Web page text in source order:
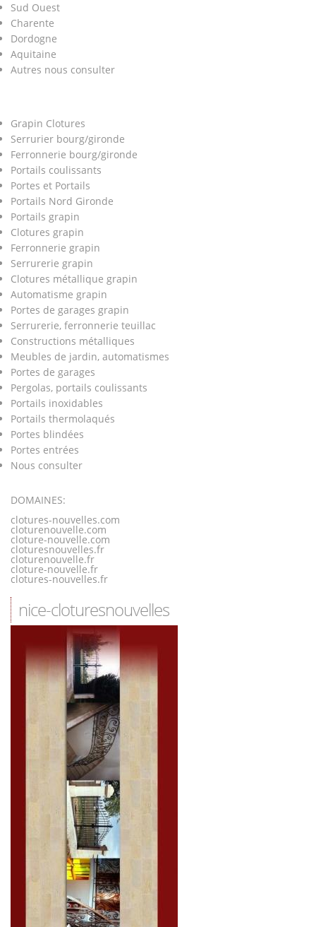
Sud Ouest
Charente
Dordogne
Aquitaine
Autres nous consulter
Grapin Clotures
Serrurier bourg/gironde
Ferronnerie bourg/gironde
Portails coulissants
Portes et Portails
Portails Nord Gironde
Portails grapin
Clotures grapin
Ferronnerie grapin
Serrurerie grapin
Clotures métallique grapin
Automatisme grapin
Portes de garages grapin
Serrurerie, ferronnerie teuillac
Constructions métalliques
Meubles de jardin, automatismes
Portes de garages
Pergolas, portails coulissants
Portails inoxidables
Portails thermolaqués
Portes blindées
Portes entrées
Nous consulter
DOMAINES:
clotures-nouvelles.com
cloturenouvelle.com
cloture-nouvelle.com
cloturesnouvelles.fr
cloturenouvelle.fr
cloture-nouvelle.fr
clotures-nouvelles.fr
nice-cloturesnouvelles